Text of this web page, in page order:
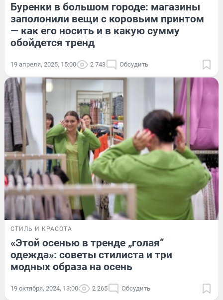
Буренки в большом городе: магазины
заполонили вещи с коровьим принтом
— как его носить и в какую сумму
обойдется тренд
19 апреля, 2025, 15:00 2 743 Обсудить
СТИЛЬ И КРАСОТА
«Этой осенью в тренде „голая“
одежда»: советы стилиста и три
модных образа на осень
19 октября, 2024, 13:00 2 265 Обсудить